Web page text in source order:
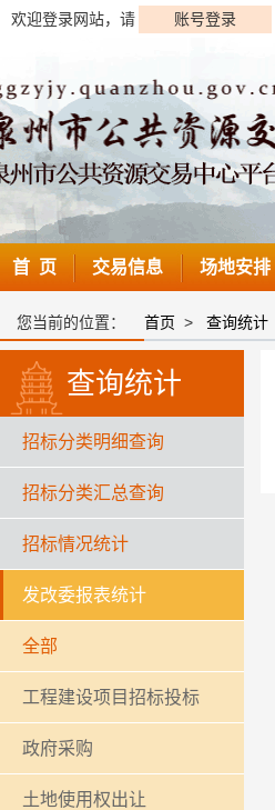
欢迎登录网站，请 账号登录
首 页 交易信息 场地安排
您当前的位置： 首页 > 查询统计
查询统计
招标分类明细查询
招标分类汇总查询
招标情况统计
发改委报表统计
全部
工程建设项目招标投标
政府采购
土地使用权出让